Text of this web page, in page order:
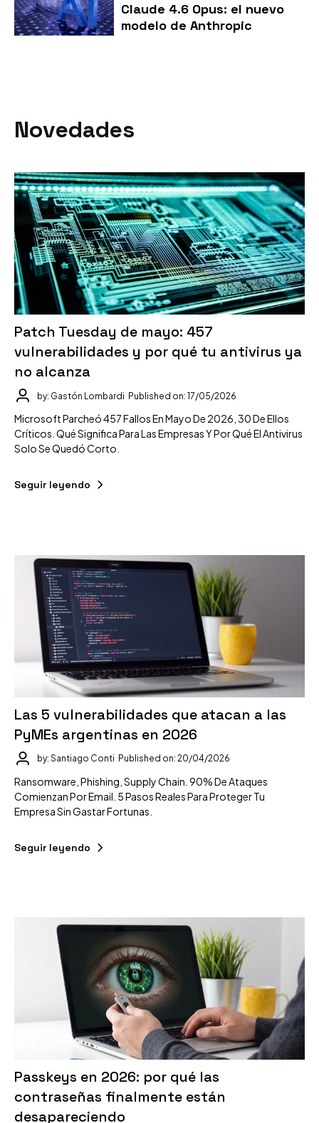
Claude 4.6 Opus: el nuevo
modelo de Anthropic
Novedades
Patch Tuesday de mayo: 457
vulnerabilidades y por qué tu antivirus ya
no alcanza
by: Gastón Lombardi Published on: 17/05/2026
Microsoft Parcheó 457 Fallos En Mayo De 2026, 30 De Ellos
Críticos. Qué Significa Para Las Empresas Y Por Qué El Antivirus
Solo Se Quedó Corto.
Seguir leyendo
Las 5 vulnerabilidades que atacan a las
PyMEs argentinas en 2026
by: Santiago Conti Published on: 20/04/2026
Ransomware, Phishing, Supply Chain. 90% De Ataques
Comienzan Por Email. 5 Pasos Reales Para Proteger Tu
Empresa Sin Gastar Fortunas.
Seguir leyendo
Passkeys en 2026: por qué las
contraseñas finalmente están
desapareciendo